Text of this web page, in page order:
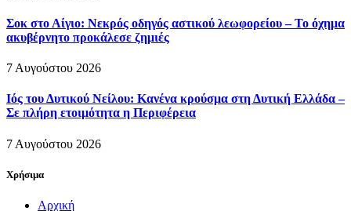
Σοκ στο Αίγιο: Νεκρός οδηγός αστικού λεωφορείου – Το όχημα
ακυβέρνητο προκάλεσε ζημιές
7 Αυγούστου 2026
Ιός του Δυτικού Νείλου: Κανένα κρούσμα στη Δυτική Ελλάδα –
Σε πλήρη ετοιμότητα η Περιφέρεια
7 Αυγούστου 2026
Χρήσιμα
Αρχική